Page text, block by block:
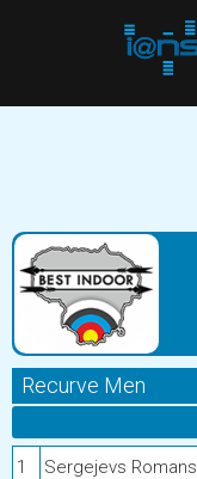
Recurve Men
1 Sergejevs Romans